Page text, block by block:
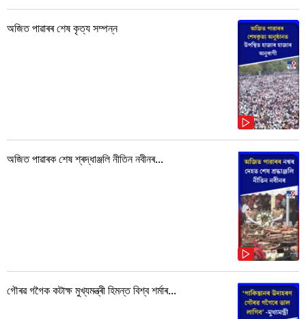
অজিত পাৱাৰৰ শেষ কৃত্য সম্পন্ন
অজিত পাৱাৰক শেষ শ্ৰদ্ধাঞ্জলি নীতিন নবীনৰ...
গৌৰৱ গগৈক কটাক্ষ মুখ্যমন্ত্ৰী হিমন্ত বিশ্ব শৰ্মাৰ...